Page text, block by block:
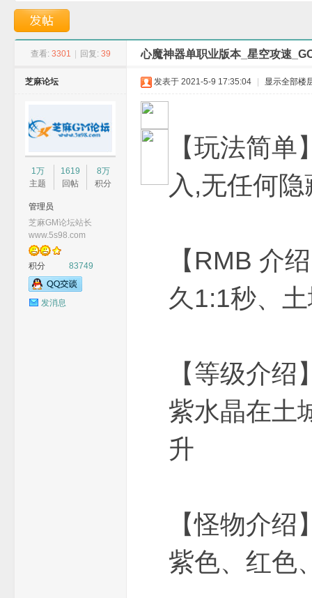
查看: 3301 回复: 39 心魔神器单职业版本_星空攻速
芝麻论坛
1万
主题
1619
回帖
8万
积分
管理员
芝麻GM论坛站长
www.5s98.com
积分 83749
发消息
发表于 2021-5-9 17:35:04 显示全部楼
【玩法简
入,无任何
【RMB 介
久1:1秒、
【等级介
紫水晶在土
升
【怪物介
紫色、红色